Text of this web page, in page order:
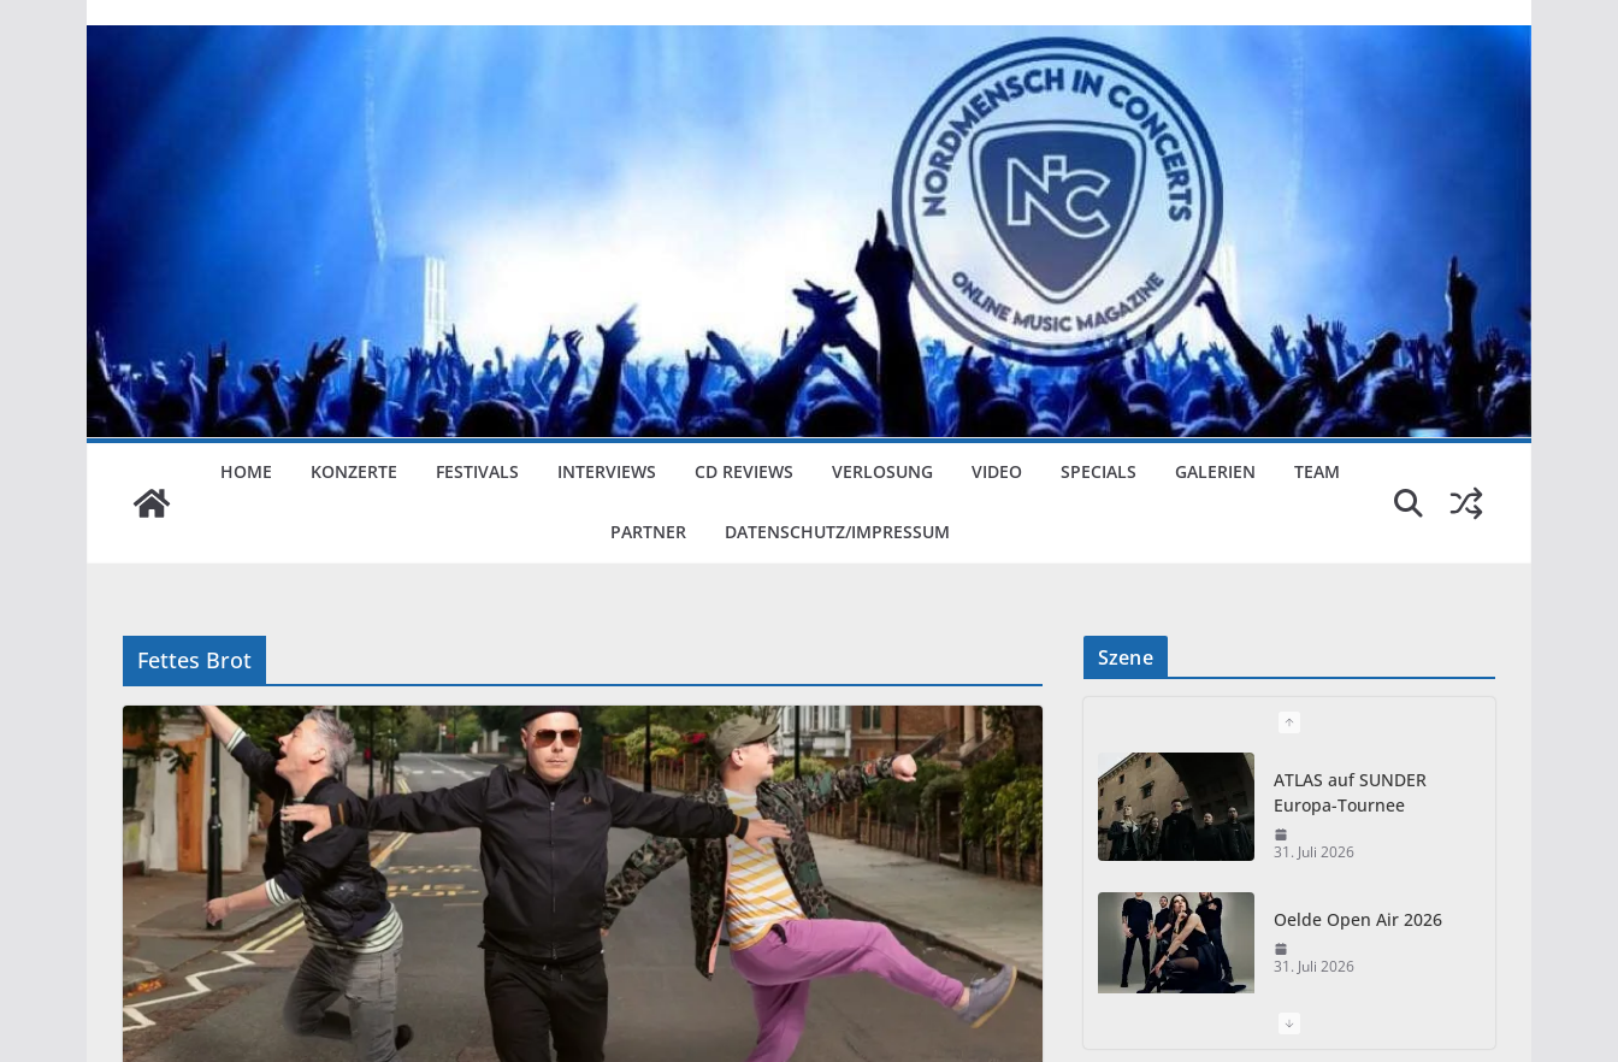
HOME KONZERTE FESTIVALS INTERVIEWS CD REVIEWS VERLOSUNG VIDEO SPECIALS GALERIEN TEAM
PARTNER DATENSCHUTZ/IMPRESSUM
Fettes Brot Szene
ATLAS auf SUNDER
Europa-Tournee
31. Juli 2026
Oelde Open Air 2026
31. Juli 2026
I Prevail – Violent